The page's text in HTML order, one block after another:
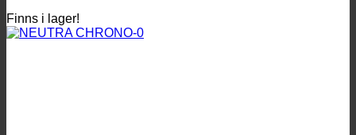
Finns i lager!